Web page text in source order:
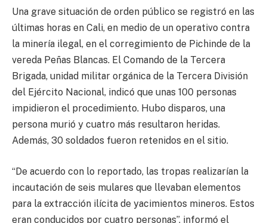
Una grave situación de orden público se registró en las
últimas horas en Cali, en medio de un operativo contra
la minería ilegal, en el corregimiento de Pichinde de la
vereda Peñas Blancas. El Comando de la Tercera
Brigada, unidad militar orgánica de la Tercera División
del Ejército Nacional, indicó que unas 100 personas
impidieron el procedimiento. Hubo disparos, una
persona murió y cuatro más resultaron heridas.
Además, 30 soldados fueron retenidos en el sitio.
“De acuerdo con lo reportado, las tropas realizarían la
incautación de seis mulares que llevaban elementos
para la extracción ilícita de yacimientos mineros. Estos
eran conducidos por cuatro personas”, informó el